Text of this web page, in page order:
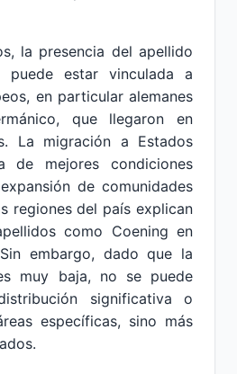
la presencia del apellido
puede estar vinculada a
en particular alemanes
que llegaron en
La migración a Estados
de mejores condiciones
de comunidades
regiones del país explican
como Coening en
embargo, dado que la
muy baja, no se puede
significativa o
específicas, sino más